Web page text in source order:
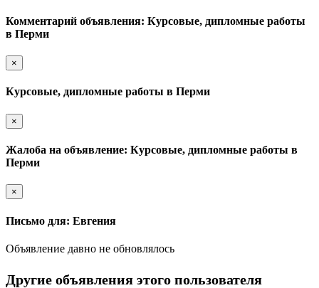
Комментарий объявления: Курсовые, дипломные работы
в Перми
×
Курсовые, дипломные работы в Перми
×
Жалоба на объявление: Курсовые, дипломные работы в
Перми
×
Письмо для: Евгения
Объявление давно не обновлялось
Другие объявления этого пользователя